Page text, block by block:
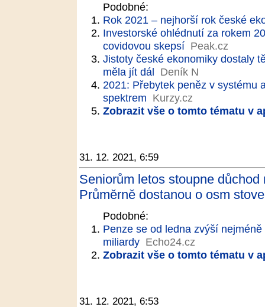
Podobné:
Rok 2021 – nejhorší rok české
Investorské ohlédnutí za rokem
covidovou skepsí Peak.cz
Jistoty české ekonomiky dostaly
měla jít dál Deník N
2021: Přebytek peněz v systému
spektrem Kurzy.cz
Zobrazit vše o tomto tématu v
31. 12. 2021, 6:59
Seniorům letos stoupne
Průměrně dostanou o osm
Podobné:
Penze se od ledna zvýší
miliardy Echo24.cz
Zobrazit vše o tomto tématu v
31. 12. 2021, 6:53